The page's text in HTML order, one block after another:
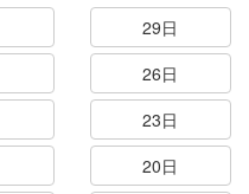
29日
26日
23日
20日